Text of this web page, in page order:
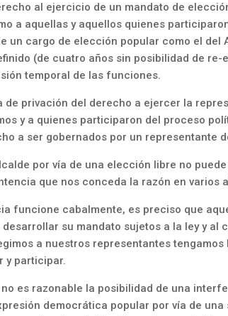
al ejercicio de un mandato de
a aquellas y aquellos quienes
un cargo de elección popular como el del
(de cuatro años sin posibilidad de
temporal de las funciones.
de privación del derecho a ejercer la
y a quienes participaron del proceso
a ser gobernados por un representante
por vía de una elección libre no
que nos conceda la razón en varios
funcione cabalmente, es preciso que
su mandato sujetos a la ley y al
a nuestros representantes
y participar.
es razonable la posibilidad de una
democrática popular por vía de una